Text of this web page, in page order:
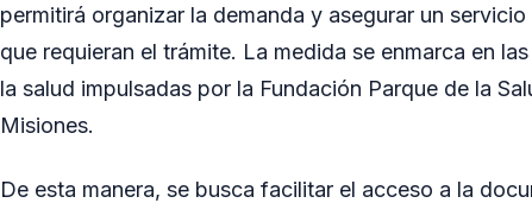
permitirá organizar la demanda y asegurar un
que requieran el trámite. La medida se enmarca en
la salud impulsadas por la Fundación Parque de la
Misiones.
De esta manera, se busca facilitar el acceso a la